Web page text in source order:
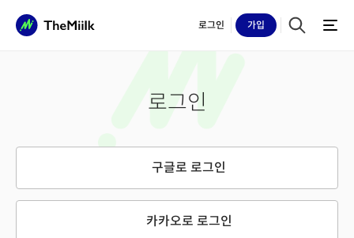
로그인 가입
로그인
구글로 로그인
카카오로 로그인